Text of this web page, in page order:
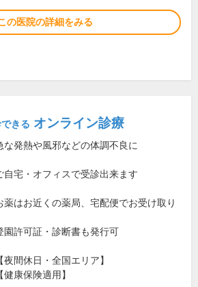
の医院の詳細をみる
きる オンライン診療
な発熱や風邪などの体調不良に
自宅・オフィスで受診出来ます
薬はお近くの薬局、宅配便でお受け取り
園許可証・診断書も発行可
【夜間休日・全国エリア】
【健康保険適用】